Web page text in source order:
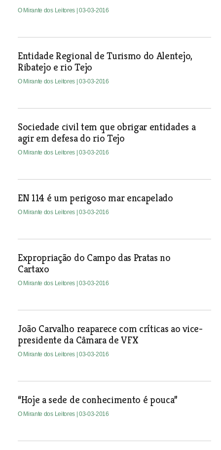
O Mirante dos Leitores | 03-03-2016
Entidade Regional de Turismo do Alentejo,
Ribatejo e rio Tejo
O Mirante dos Leitores | 03-03-2016
Sociedade civil tem que obrigar entidades a
agir em defesa do rio Tejo
O Mirante dos Leitores | 03-03-2016
EN 114 é um perigoso mar encapelado
O Mirante dos Leitores | 03-03-2016
Expropriação do Campo das Pratas no
Cartaxo
O Mirante dos Leitores | 03-03-2016
João Carvalho reaparece com críticas ao vice-
presidente da Câmara de VFX
O Mirante dos Leitores | 03-03-2016
“Hoje a sede de conhecimento é pouca”
O Mirante dos Leitores | 03-03-2016